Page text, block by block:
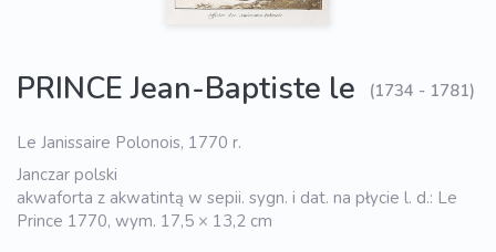
PRINCE Jean-Baptiste le (1734 - 1781)
Le Janissaire Polonois, 1770 r.
Janczar polski
akwaforta z akwatintą w sepii. sygn. i dat. na płycie l. d.: Le
Prince 1770, wym. 17,5 × 13,2 cm